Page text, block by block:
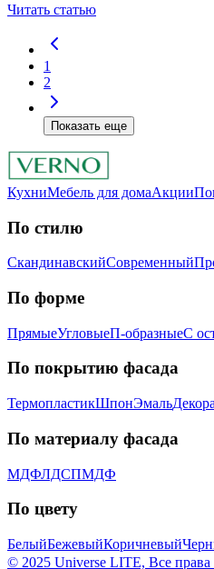
Читать статью
1
2
Показать еще
КухниМебель для домаАкции
По стилю
СкандинавскийСовременный
Пo фopмe
ПрямыеУгловыеП-образныеС
Пo пoкpытию фacaдa
ТермопластикШпонЭмaль
Пo мaтepиaлу фacaдa
МДФЛДСПМДФ
По цвету
БелыйБежевыйКоричневый
© 2025 Universe LITE, Вce